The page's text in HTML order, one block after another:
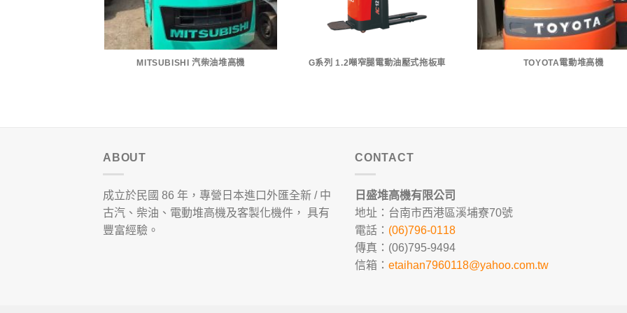
MITSUBISHI 汽柴油堆高機 G系列 1.2噸窄腿電動油壓式拖板車 TOYOTA電動堆高機
ABOUT
成立於民國 86 年，專營日本進口外匯全新 / 中
古汽、柴油、電動堆高機及客製化機件， 具有
豐富經驗。
CONTACT
日盛堆高機有限公司
地址：台南市西港區溪埔寮70號
電話： (06)796-0118
傳真：(06)795-9494
信箱： etaihan7960118@yahoo.com.tw